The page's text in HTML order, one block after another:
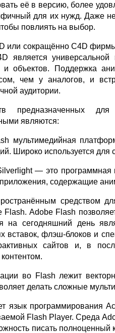
её в версию, более
для их нужд. Даже
повлиять на выбор.
или сокращённо C4D
является
объектов. Поддержка
чем у аналогов, и
аудитории.
предназначенных
являются:
мультимедийная
Широко используется
— это
приложения, содержащие
средством
Flash. Adobe Flash
на сегодняшний день
вставок, флэш-блоков и
сайтов и, в
во Flash лежит
делать сложные
язык программирования
Flash Player. Среда
писать